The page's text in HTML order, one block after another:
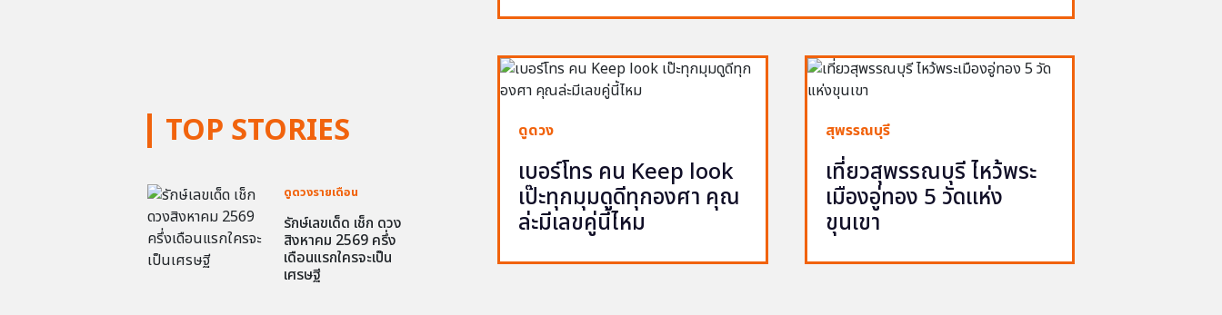
TOP STORIES
ดูดวงรายเดือน
รักษ์เลขเด็ด เช็ก ดวง
สิงหาคม 2569 ครึ่ง
เดือนแรกใครจะเป็น
เศรษฐี
ดูดวง
เบอร์โทร คน Keep look
เป๊ะทุกมุมดูดีทุกองศา คุณ
ล่ะมีเลขคู่นี้ไหม
สุพรรณบุรี
เที่ยวสุพรรณบุรี ไหว้พระ
เมืองอู่ทอง 5 วัดแห่ง
ขุนเขา